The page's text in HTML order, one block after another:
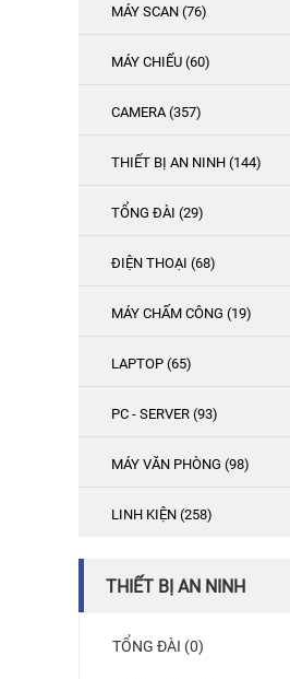
MÁY SCAN (76)
MÁY CHIẾU (60)
CAMERA (357)
THIẾT BỊ AN NINH (144)
TỔNG ĐÀI (29)
ĐIỆN THOẠI (68)
MÁY CHẤM CÔNG (19)
LAPTOP (65)
PC - SERVER (93)
MÁY VĂN PHÒNG (98)
LINH KIỆN (258)
THIẾT BỊ AN NINH
TỔNG ĐÀI (0)